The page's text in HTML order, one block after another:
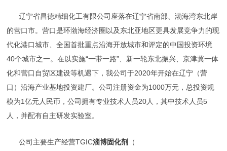
辽宁省昌德精细化工有限公司座落在辽宁省南部、渤海湾东北岸
的营口市。营口是环渤海经济圈以及东北亚地区更具发展竞争力的现
代化港口城市、全国首批重点沿海开放城市和评定的中国投资环境
40个城市之一。在以实施“一带一路”、新一轮东北振兴、京津冀一体
化和营口自贸区建设等机遇下，我公司于2020年开始在辽宁（营
口）沿海产业基地投资建厂。公司注册资金为1000万元，总投资规
模为1亿元人民币，公司拥有专业技术人员20人，其中技术人员5
人，并配有自主研发实验室。
公司主要生产经营TGIC淄博固化剂
（